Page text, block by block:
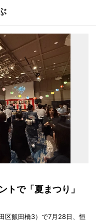
トで「夏まつり」
区飯田橋3）で7月28日、恒